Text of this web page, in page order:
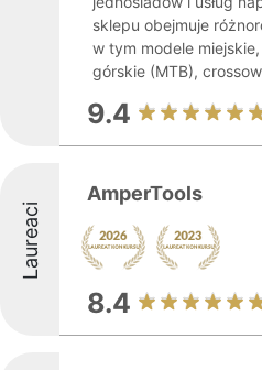
sklepu obejmuje
w tym modele
górskie (MTB),
9.4
Laureaci
AmperTools
8.4